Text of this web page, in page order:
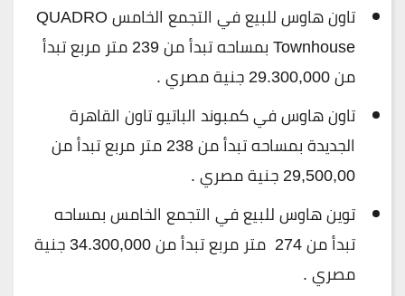
تاون هاوس للبيع في التجمع الخامس QUADRO
Townhouse بمساحه تبدأ من 239 متر مربع تبدأ
من 29.300,000 جنية مصري .
تاون هاوس في كمبوند الباتيو تاون القاهرة
الجديدة بمساحه تبدأ من 238 متر مربع تبدأ من
29,500,00 جنية مصري .
توين هاوس للبيع في التجمع الخامس بمساحه
تبدأ من 274 متر مربع تبدأ من 34.300,000 جنية
مصري .